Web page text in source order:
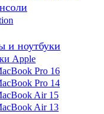
и ноутбуки
Apple
Pro 16
Pro 14
Air 15
Air 13